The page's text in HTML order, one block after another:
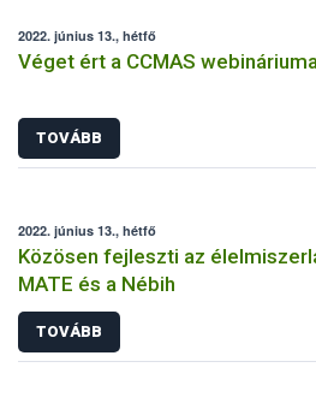
2022. június 13., hétfő
Véget ért a CCMAS webináriuma
TOVÁBB
2022. június 13., hétfő
Közösen fejleszti az
MATE és a Nébih
TOVÁBB